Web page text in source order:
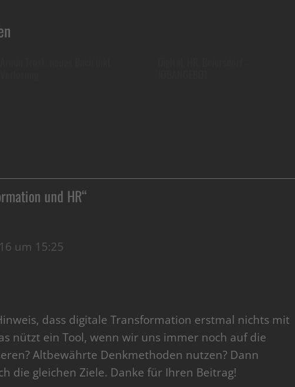
und HR“
um 15:25
dass digitale Transformation erstmal nichts mit
nützt ein Tool, wenn wir uns immer noch auf die
Altbewährte Denkmethoden nutzen? Dann
die gleichen Ziele. Danke für Ihren Beitrag!